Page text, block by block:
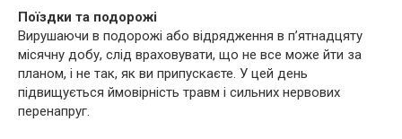
Поїздки та подорожі
Вирушаючи в подорожі або відрядження в п’ятнадцяту
місячну добу, слід враховувати, що не все може йти за
планом, і не так, як ви припускаєте. У цей день
підвищується ймовірність травм і сильних нервових
перенапруг.